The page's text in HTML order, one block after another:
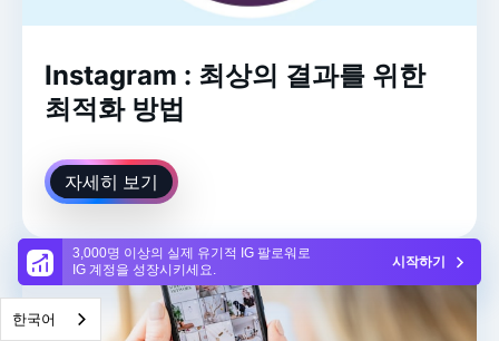
3,000명 이상의 실제 유기적 IG 팔로워로
IG 계정을 성장시키세요.
시작하기
Instagram : 최상의 결과를 위한
최적화 방법
자세히 보기
한국어